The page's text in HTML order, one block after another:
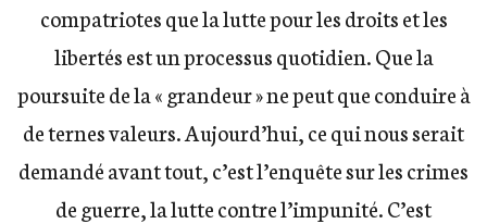
compatriotes que la lutte pour les droits et les
libertés est un processus quotidien. Que la
poursuite de la « grandeur » ne peut que conduire à
de ternes valeurs. Aujourd’hui, ce qui nous serait
demandé avant tout, c’est l’enquête sur les crimes
de guerre, la lutte contre l’impunité. C’est